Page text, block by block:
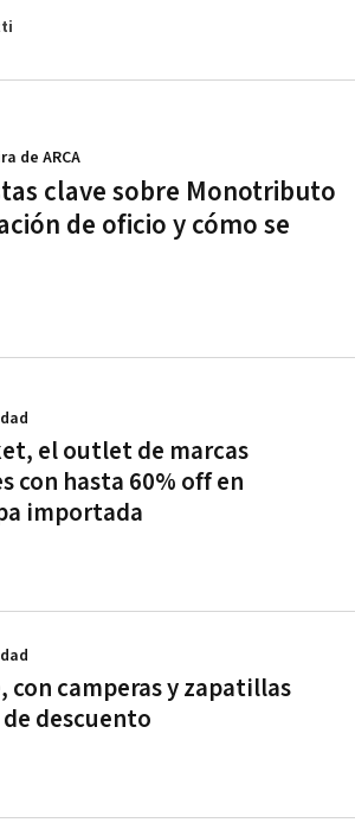
clave sobre Monotributo
de oficio y cómo se
de ARCA
el outlet de marcas
con hasta 60% off en
importada
con camperas y zapatillas
descuento